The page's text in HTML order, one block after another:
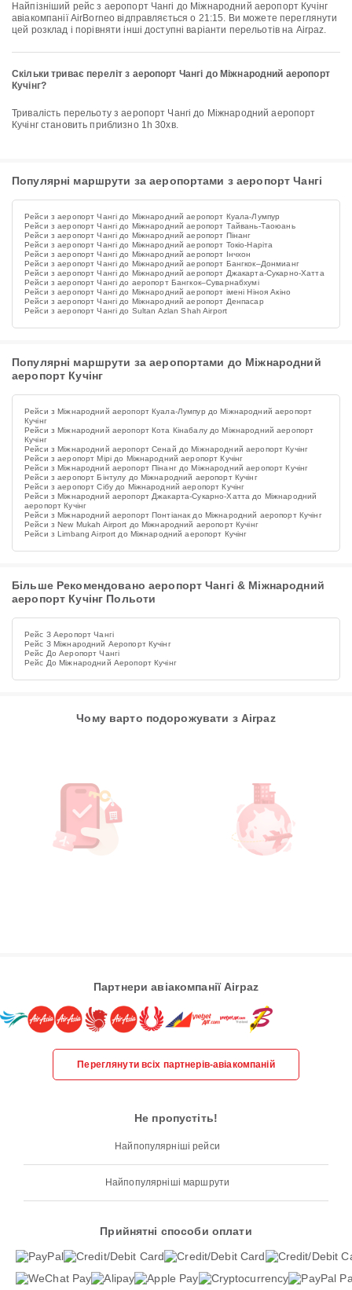
Найпізніший рейс з аеропорт Чангі до Міжнародний аеропорт Кучінг
авіакомпанії AirBorneo відправляється о 21:15. Ви можете переглянути
цей розклад і порівняти інші доступні варіанти перельотів на Airpaz.
Скільки триває переліт з аеропорт Чангі до Міжнародний аеропорт
Кучінг?
Тривалість перельоту з аеропорт Чангі до Міжнародний аеропорт
Кучінг становить приблизно 1h 30хв.
Популярні маршрути за аеропортами з аеропорт Чангі
Рейси з аеропорт Чангі до Міжнародний аеропорт Куала-Лумпур
Рейси з аеропорт Чангі до Міжнародний аеропорт Тайвань-Таоюань
Рейси з аеропорт Чангі до Міжнародний аеропорт Пінанг
Рейси з аеропорт Чангі до Міжнародний аеропорт Токіо-Наріта
Рейси з аеропорт Чангі до Міжнародний аеропорт Інчхон
Рейси з аеропорт Чангі до Міжнародний аеропорт Бангкок–Донмианг
Рейси з аеропорт Чангі до Міжнародний аеропорт Джакарта-Сукарно-Хатта
Рейси з аеропорт Чангі до аеропорт Бангкок–Суварнабхумі
Рейси з аеропорт Чангі до Міжнародний аеропорт імені Ніноя Акіно
Рейси з аеропорт Чангі до Міжнародний аеропорт Денпасар
Рейси з аеропорт Чангі до Sultan Azlan Shah Airport
Популярні маршрути за аеропортами до Міжнародний
аеропорт Кучінг
Рейси з Міжнародний аеропорт Куала-Лумпур до Міжнародний аеропорт
Кучінг
Рейси з Міжнародний аеропорт Кота Кінабалу до Міжнародний аеропорт
Кучінг
Рейси з Міжнародний аеропорт Сенай до Міжнародний аеропорт Кучінг
Рейси з аеропорт Мірі до Міжнародний аеропорт Кучінг
Рейси з Міжнародний аеропорт Пінанг до Міжнародний аеропорт Кучінг
Рейси з аеропорт Бінтулу до Міжнародний аеропорт Кучінг
Рейси з аеропорт Сібу до Міжнародний аеропорт Кучінг
Рейси з Міжнародний аеропорт Джакарта-Сукарно-Хатта до Міжнародний
аеропорт Кучінг
Рейси з Міжнародний аеропорт Понтіанак до Міжнародний аеропорт Кучінг
Рейси з New Mukah Airport до Міжнародний аеропорт Кучінг
Рейси з Limbang Airport до Міжнародний аеропорт Кучінг
Більше Рекомендовано аеропорт Чангі & Міжнародний
аеропорт Кучінг Польоти
Рейс З Аеропорт Чангі
Рейс З Міжнародний Аеропорт Кучінг
Рейс До Аеропорт Чангі
Рейс До Міжнародний Аеропорт Кучінг
Чому варто подорожувати з Airpaz
Партнери авіакомпанії Airpaz
Переглянути всіх партнерів-авіакомпаній
Не пропустіть!
Найпопулярніші рейси
Найпопулярніші маршрути
Прийнятні способи оплати